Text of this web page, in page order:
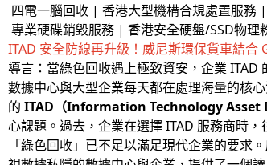
四電一腦回收 | 香港大型機構合規處置服務
專業硬碟銷毀服務 | 香港安全硬盤/SSD物
ITAD 安全防線再升級！威尼斯環保貨車結合
導言：當綠色回收遇上極致資安，企業 ITAD
數據中心與大型企業每天都在處理海量的核
的ITAD（Information Technology Asset
心課題。過去，企業在選擇 ITAD 服務商時
「綠色回收」已不足以滿足現代企業的要求。